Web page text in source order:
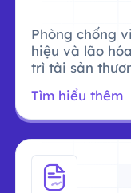
Phòng chống
hiệu và lão
trì tài sản
Tìm hiểu thêm